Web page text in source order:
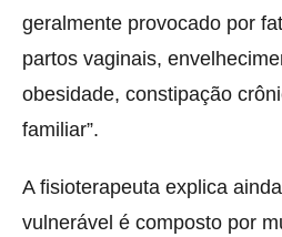
geralmente provocado por
partos vaginais,
obesidade, constipação
familiar”.
A fisioterapeuta explica
vulnerável é composto por